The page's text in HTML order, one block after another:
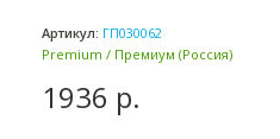
Артикул: ГП030062
Premium / Премиум (Россия)
1936 р.